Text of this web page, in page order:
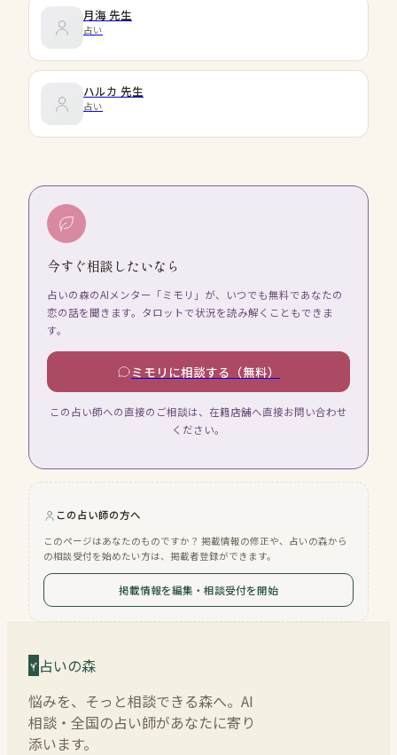
月海 先生
占い
ハルカ 先生
占い
今すぐ相談したいなら
占いの森のAIメンター「ミモリ」が、いつでも無料であなたの
恋の話を聞きます。タロットで状況を読み解くこともできま
す。
ミモリに相談する（無料）
この占い師への直接のご相談は、在籍店舗へ直接お問い合わせ
ください。
この占い師の方へ
このページはあなたのものですか？ 掲載情報の修正や、占いの森から
の相談受付を始めたい方は、掲載者登録ができます。
掲載情報を編集・相談受付を開始
占いの森
悩みを、そっと相談できる森へ。AI
相談・全国の占い師があなたに寄り
添います。